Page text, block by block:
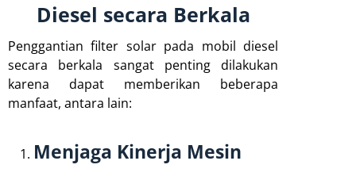
Diesel secara Berkala
Penggantian filter solar pada mobil diesel
secara berkala sangat penting dilakukan
karena dapat memberikan beberapa
manfaat, antara lain:
Menjaga Kinerja Mesin